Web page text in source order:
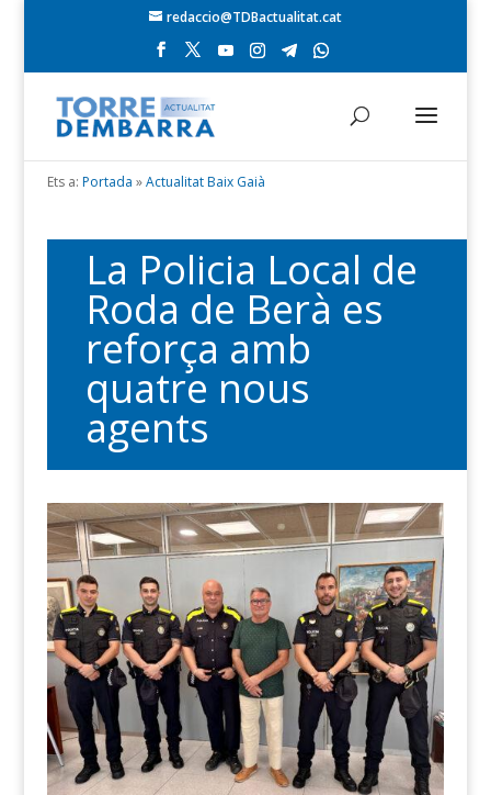
redaccio@TDBactualitat.cat
Ets a: Portada »Actualitat Baix Gaià
La Policia Local de
Roda de Berà es
reforça amb
quatre nous
agents